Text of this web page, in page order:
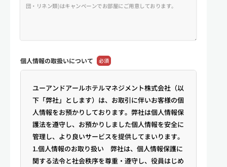
個人情報の取扱いについて 必須
ユーアンドアールホテルマネジメント株式会社（以
下「弊社」とします）は、お取引に伴いお客様の個
人情報をお預かりしております。弊社は個人情報保
護法を遵守し、お預かりしました個人情報を安全に
管理し、より良いサービスを提供してまいります。
1.個人情報のお取り扱い 弊社は、個人情報保護に
関する法令と社会秩序を尊重・遵守し、役員はじめ